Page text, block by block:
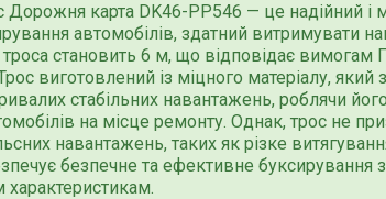
Дорожня карта DK46-PP546 — це надійний і
автомобілів, здатний витримувати
становить 6 м, що відповідає
виготовлений із міцного матеріалу, який
стабільних навантажень, роблячи
на місце ремонту. Однак, трос не
навантажень, таких як різке
безпечне та ефективне буксирування